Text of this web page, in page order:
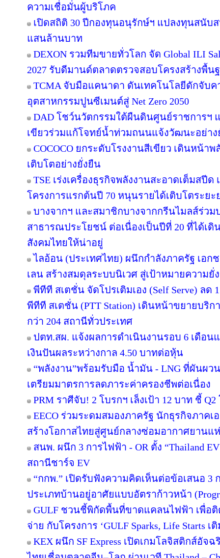
ความเชื่อมั่นผู้บริโภค
เปิดสถิติ 30 ปีกองทุนอนุรักษ์ฯ แปลงทุนสนับ
แสนล้านบาท
DEXON รวมทีมขายทั่วโลก จัด Global ILI
2027 รับดีมานด์ตลาดตรวจสอบโครงสร้างพื้น
TCMA จับมือแคนาดา ดันเทคโนโลยีดักจับค
อุตสาหกรรมปูนซีเมนต์สู่ Net Zero 2050
DAD โชว์นวัตกรรมใต้ผืนดินศูนย์ราชการฯ
เขียวร่วมแก้โจทย์น้ำท่วมถนนแจ้งวัฒนะอย่าง
COCOCO ยกระดับโรงงานสีเขียว เดินหน้า
เติบโตอย่างยั่งยืน
TSE เร่งเครื่องธุรกิจพลังงานสะอาดเต็มสปีด
โครงการแรกต้นปี 70 หนุนรายได้เติบโตระยะ
บางจากฯ และสมาชิกบางจากกรีนไมลส์ร่วม
สาธารณประโยชน์ ต่อเนื่องเป็นปีที่ 20 ที่ได้เดิ
สังคมไทยให้น่าอยู่
ไลอ้อน (ประเทศไทย) ผนึกกำลังภาครัฐ เอ
เลน สร้างสมดุลระบบนิเวศ สู่เป้าหมายความยั่
พีทีที สเตชั่น จัดโปรเติมเอง (Self Serve) ลด
พีทีที สเตชั่น (PTT Station) เดินหน้าขยายบริก
กว่า 204 สถานีทั่วประเทศ
ปตท.สผ. แจ้งผลการดำเนินงานรอบ 6 เดือน
เงินปันผลระหว่างกาล 4.50 บาทต่อหุ้น
“พลังงาน”พร้อมรับมือ น้ำมัน - LNG ที่ผันผว
เตรียมมาตรการลดภาระค่าครองชีพต่อเนื่อง
PRM ราศีจับ! 2 โบรกฯ เล็งเป้า 12 บาท ชี้
EECO ร่วมระดมสมองภาครัฐ นักธุรกิจภาค
สร้างโอกาสไทยสู่ศูนย์กลางซ่อมอากาศยานแ
สนพ. ผนึก 3 การไฟฟ้า - OR ตั้ง “Thailand
สถานีชาร์จ EV
“กกพ.” เปิดรับฟังความคิดเห็นต่อข้อเสนอ 3
ประเภทบ้านอยู่อาศัยแบบอัตราก้าวหน้า
GULF ชวนชี้พิกัดพื้นที่ขาดแคลนไฟฟ้า เพื่อ
จ่าย กับโครงการ ‘GULF Sparks, Life Starts
KEX ผนึก SF Express เปิดเกมโลจิสติกส์อัจ